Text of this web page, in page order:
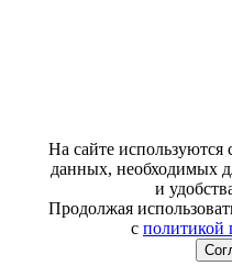
На сайте используются
данных, необходимых
и
Продолжая
с политикой